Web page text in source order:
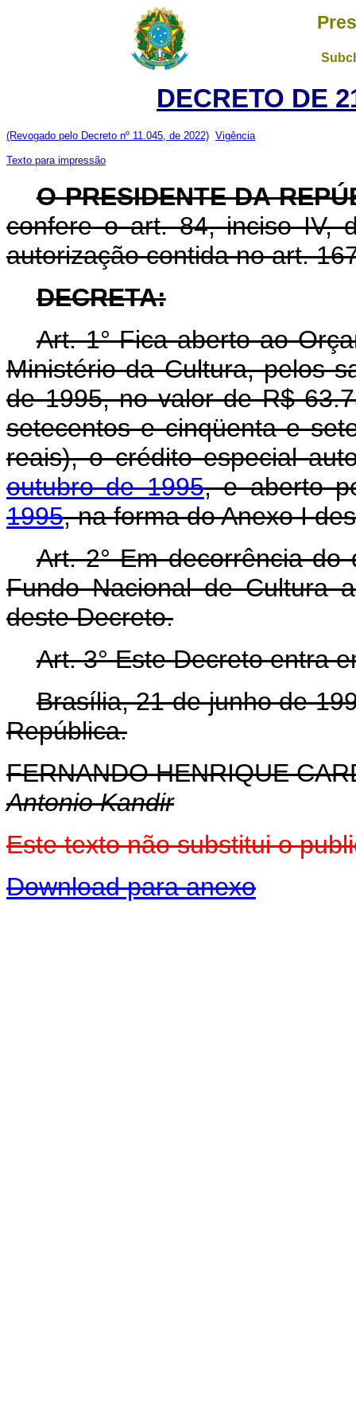
DECRETO DE
(Revogado pelo Decreto nº 11.045, de 2022) Vigência
Texto para impressão
O PRESIDENTE DA
confere o art. 84, inciso IV,
autorização contida no art.
DECRETA:
Art. 1° Fica aberto ao
Ministério da Cultura, pelos
de 1995, no valor de R$
setecentos e cinqüenta e
reais), o crédito especial
outubro de 1995, e aberto
1995, na forma do Anexo I
Art. 2° Em decorrência
Fundo Nacional de Cultura
deste Decreto.
Art. 3° Este Decreto entra
Brasília, 21 de junho de
República.
FERNANDO HENRIQUE
Antonio Kandir
Este texto não substitui o
Download para anexo